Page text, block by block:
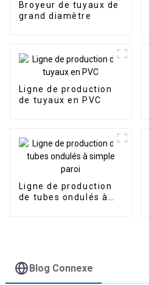
Broyeur de tuyaux de
grand diamètre
Ligne de production
de tuyaux en PVC
Ligne de production
de tubes ondulés à
Blog Connexe